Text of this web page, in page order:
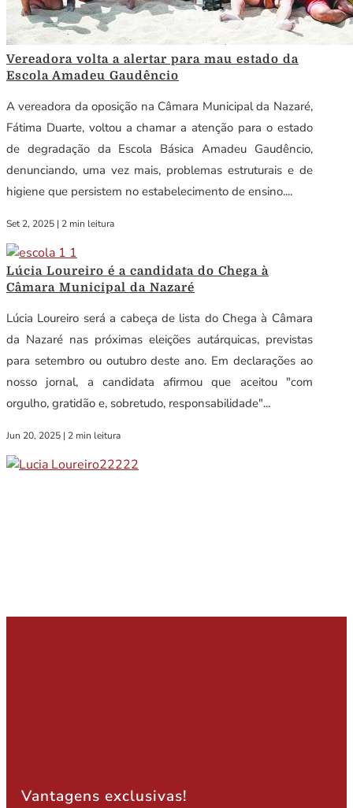
Vereadora volta a alertar para mau estado da
Escola Amadeu Gaudêncio
A vereadora da oposição na Câmara Municipal da Nazaré,
Fátima Duarte, voltou a chamar a atenção para o estado
de degradação da Escola Básica Amadeu Gaudêncio,
denunciando, uma vez mais, problemas estruturais e de
higiene que persistem no estabelecimento de ensino....
Set 2, 2025 | 2 min leitura
Lúcia Loureiro é a candidata do Chega à
Câmara Municipal da Nazaré
Lúcia Loureiro será a cabeça de lista do Chega à Câmara
da Nazaré nas próximas eleições autárquicas, previstas
para setembro ou outubro deste ano. Em declarações ao
nosso jornal, a candidata afirmou que aceitou "com
orgulho, gratidão e, sobretudo, responsabilidade"...
Jun 20, 2025 | 2 min leitura
Vantagens exclusivas!